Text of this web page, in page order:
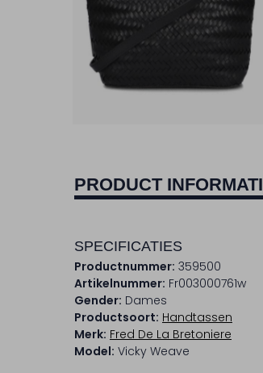
PRODUCT
SPECIFICATIES
Productnummer: 359500
Artikelnummer: Fr003000761w
Gender: Dames
Productsoort: Handtassen
Merk: Fred De La Bretoniere
Model: Vicky Weave